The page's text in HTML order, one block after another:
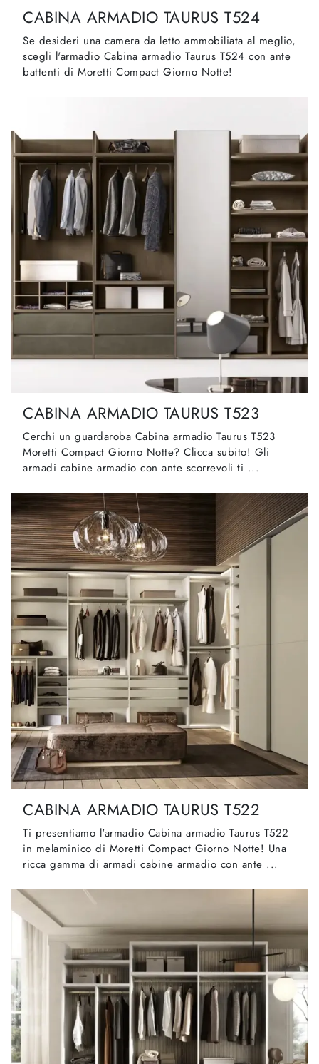
CABINA ARMADIO TAURUS T524
Se desideri una camera da letto ammobiliata al meglio,
scegli l'armadio Cabina armadio Taurus T524 con ante
battenti di Moretti Compact Giorno Notte!
CABINA ARMADIO TAURUS T523
Cerchi un guardaroba Cabina armadio Taurus T523
Moretti Compact Giorno Notte? Clicca subito! Gli
armadi cabine armadio con ante scorrevoli ti ...
CABINA ARMADIO TAURUS T522
Ti presentiamo l'armadio Cabina armadio Taurus T522
in melaminico di Moretti Compact Giorno Notte! Una
ricca gamma di armadi cabine armadio con ante ...